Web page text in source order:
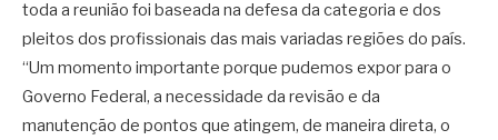
toda a reunião foi baseada na defesa da categoria e dos
pleitos dos profissionais das mais variadas regiões do país.
“Um momento importante porque pudemos expor para o
Governo Federal, a necessidade da revisão e da
manutenção de pontos que atingem, de maneira direta, o